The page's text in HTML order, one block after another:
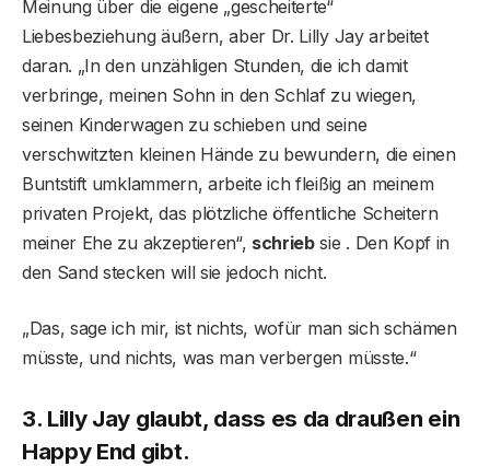
Meinung über die eigene „gescheiterte“
Liebesbeziehung äußern, aber Dr. Lilly Jay arbeitet
daran. „In den unzähligen Stunden, die ich damit
verbringe, meinen Sohn in den Schlaf zu wiegen,
seinen Kinderwagen zu schieben und seine
verschwitzten kleinen Hände zu bewundern, die einen
Buntstift umklammern, arbeite ich fleißig an meinem
privaten Projekt, das plötzliche öffentliche Scheitern
meiner Ehe zu akzeptieren“, schriebsie . Den Kopf in
den Sand stecken will sie jedoch nicht.
„Das, sage ich mir, ist nichts, wofür man sich schämen
müsste, und nichts, was man verbergen müsste.“
3. Lilly Jay glaubt, dass es da draußen ein
Happy End gibt.